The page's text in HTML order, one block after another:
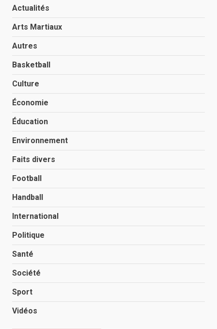
Actualités
Arts Martiaux
Autres
Basketball
Culture
Économie
Éducation
Environnement
Faits divers
Football
Handball
International
Politique
Santé
Société
Sport
Vidéos